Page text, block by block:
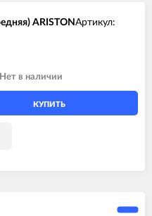
ARISTON Артикул:
Нет в наличии
КУПИТЬ